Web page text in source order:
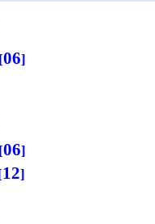
06
06
12